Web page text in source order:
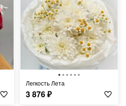
Легкость Лета
3 876₽